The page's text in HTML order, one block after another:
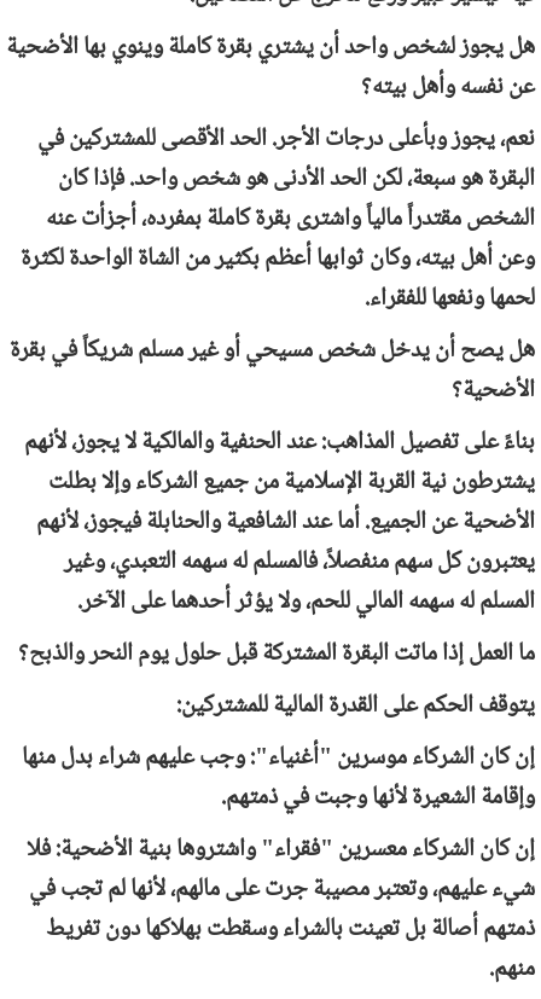
هل يجوز لشخص واحد أن يشتري بقرة كاملة وينوي بها الأضحية
عن نفسه وأهل بيته؟
نعم، يجوز وبأعلى درجات الأجر. الحد الأقصى للمشتركين في
البقرة هو سبعة، لكن الحد الأدنى هو شخص واحد. فإذا كان
الشخص مقتدراً مالياً واشترى بقرة كاملة بمفرده، أجزأت عنه
وعن أهل بيته، وكان ثوابها أعظم بكثير من الشاة الواحدة لكثرة
لحمها ونفعها للفقراء.
هل يصح أن يدخل شخص مسيحي أو غير مسلم شريكاً في بقرة
الأضحية؟
بناءً على تفصيل المذاهب: عند الحنفية والمالكية لا يجوز، لأنهم
يشترطون نية القربة الإسلامية من جميع الشركاء وإلا بطلت
الأضحية عن الجميع. أما عند الشافعية والحنابلة فيجوز، لأنهم
يعتبرون كل سهم منفصلاً، فالمسلم له سهمه التعبدي، وغير
المسلم له سهمه المالي للحم، ولا يؤثر أحدهما على الآخر.
ما العمل إذا ماتت البقرة المشتركة قبل حلول يوم النحر والذبح؟
يتوقف الحكم على القدرة المالية للمشتركين:
إن كان الشركاء موسرين "أغنياء": وجب عليهم شراء بدل منها
وإقامة الشعيرة لأنها وجبت في ذمتهم.
إن كان الشركاء معسرين "فقراء" واشتروها بنية الأضحية: فلا
شيء عليهم، وتعتبر مصيبة جرت على مالهم، لأنها لم تجب في
ذمتهم أصالة بل تعينت بالشراء وسقطت بهلاكها دون تفريط
منهم.